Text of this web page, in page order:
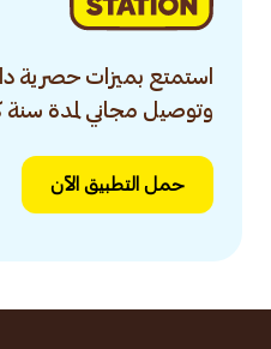
استمتع بميزات
وتوصيل مجاني لمدة سنة
حمل التطبيق الآن